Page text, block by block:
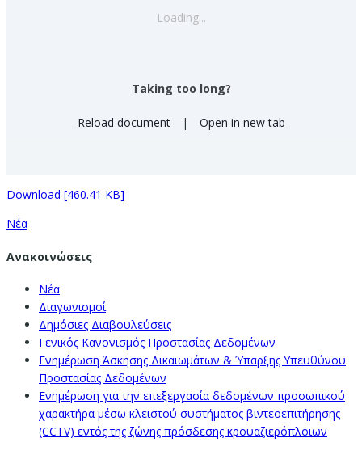
Loading...
Taking too long?
Reload document | Open in new tab
Download [460.41 KB]
Νέα
Ανακοινώσεις
Νέα
Διαγωνισμοί
Δημόσιες Διαβουλεύσεις
Γενικός Κανονισμός Προστασίας Δεδομένων
Ενημέρωση Άσκησης Δικαιωμάτων & Ύπαρξης Υπευθύνου
Προστασίας Δεδομένων
Ενημέρωση για την επεξεργασία δεδομένων προσωπικού
χαρακτήρα μέσω κλειστού συστήματος βιντεοεπιτήρησης
(CCTV) εντός της ζώνης πρόσδεσης κρουαζιερόπλοιων